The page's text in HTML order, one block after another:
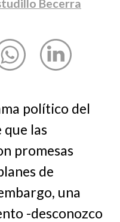
Becerra
político del
que las
promesas
de
una
-desconozco